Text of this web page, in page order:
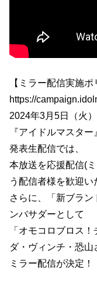
【ミラー配信実施
https://
2024年3月5日（火
『アイドルマスタ
発表生配信では、
本放送を応援配信(
う配信者様を歓迎い
さらに、「新ブラ
ンバサダーとして
「オモコロブロス
ダ・ヴィンチ・恐
ミラー配信が決定！